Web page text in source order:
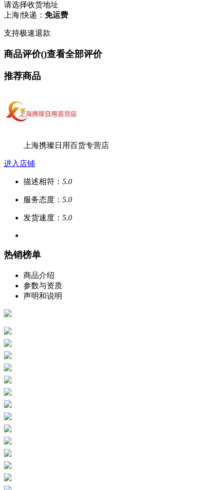
请选择收货地址
上海|快递： 免运费
支持极速退款
商品评价()查看全部评价
推荐商品
上海携璨日用百货专营店
进入店铺
描述相符： 5.0
服务态度： 5.0
发货速度： 5.0
热销榜单
商品介绍
参数与资质
声明和说明